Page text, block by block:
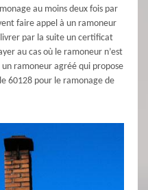
au moins deux fois par
faire appel à un ramoneur
par la suite un certificat
au cas où le ramoneur n’est
ramoneur agréé qui propose
60128 pour le ramonage de